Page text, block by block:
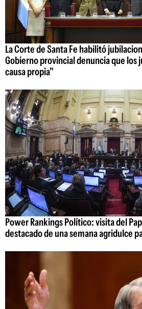
La Corte de Santa Fe habilitó
Gobierno provincial denuncia que los
causa propia"
Power Rankings Político: visita del
destacado de una semana agridulce